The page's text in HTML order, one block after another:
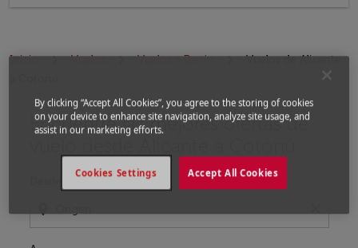
Inicio Vuelos Vuelos a Benín
Vuelos de Alicante
Encuentre las mejores ofertas de
Por favor, intente actualizar su ruta (origen y / o
By clicking “Accept All Cookies”, you agree to the storing of cookies
on your device to enhance site navigation, analyze site usage, and
assist in our marketing efforts.
Accept All Cookies
Cookies Settings